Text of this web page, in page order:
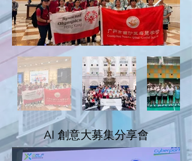
AI 創意大募集分享會